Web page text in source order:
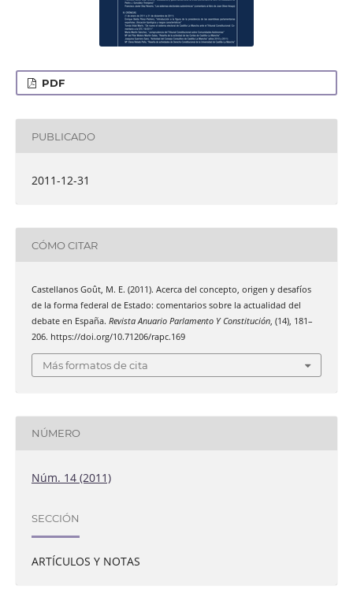
PDF
PUBLICADO
2011-12-31
CÓMO CITAR
Castellanos Goût, M. E. (2011). Acerca del concepto, origen y desafíos
de la forma federal de Estado: comentarios sobre la actualidad del
debate en España. Revista Anuario Parlamento Y Constitución, (14), 181–
206. https://doi.org/10.71206/rapc.169
Más formatos de cita
NÚMERO
Núm. 14 (2011)
SECCIÓN
ARTÍCULOS Y NOTAS